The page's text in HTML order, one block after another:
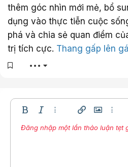
thêm góc nhìn mới mẻ, bổ
dụng vào thực tiễn cuộc
phá và chia sẻ quan điểm
trị tích cực. Thang gấp lên
•••
Bold In nghiêngThêm tùy chọn…
Chèn liên kết
Chèn hình
Kích thước
9
Màu chữPhông chữArial
Danh sách
Căn lề
CompareMặt cườiTrích dẫn
MediaInsert table
Insert
RedoToggle BB code
Xóa định dạng
Bản thảoLưu nháp
Đăng nhập một lần thảo luận tẹt